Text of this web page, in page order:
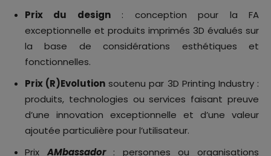
Prix du design: conception pour la FA
exceptionnelle et produits imprimés 3D évalués sur
la base de considérations esthétiques et
fonctionnelles.
Prix (R)Evolution soutenu par 3D Printing Industry :
produits, technologies ou services faisant preuve
d’une innovation exceptionnelle et d’une valeur
ajoutée particulière pour l’utilisateur.
PrixAMbassador: personnes ou organisations